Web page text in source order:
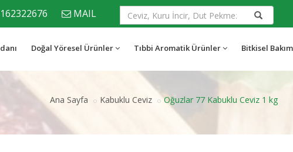
MAIL
Doğal Yöresel Ürünler Tıbbi Aromatik Ürünler Bitkisel
Ana Sayfa Kabuklu Ceviz Oğuzlar 77 Kabuklu Ceviz 1 kg